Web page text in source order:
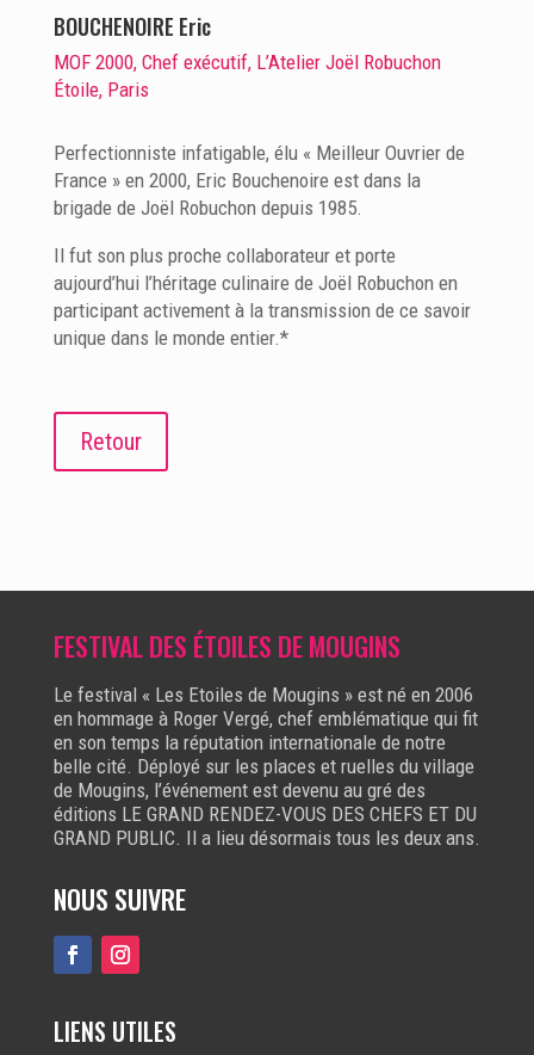
BOUCHENOIRE Eric
MOF 2000, Chef exécutif, L’Atelier Joël Robuchon
Étoile, Paris
Perfectionniste infatigable, élu « Meilleur Ouvrier de
France » en 2000, Eric Bouchenoire est dans la
brigade de Joël Robuchon depuis 1985.
Il fut son plus proche collaborateur et porte
aujourd’hui l’héritage culinaire de Joël Robuchon en
participant activement à la transmission de ce savoir
unique dans le monde entier.*
Retour
FESTIVAL DES ÉTOILES DE MOUGINS
Le festival « Les Etoiles de Mougins » est né en 2006
en hommage à Roger Vergé, chef emblématique qui fit
en son temps la réputation internationale de notre
belle cité. Déployé sur les places et ruelles du village
de Mougins, l’événement est devenu au gré des
éditions LE GRAND RENDEZ-VOUS DES CHEFS ET DU
GRAND PUBLIC. Il a lieu désormais tous les deux ans.
NOUS SUIVRE
LIENS UTILES